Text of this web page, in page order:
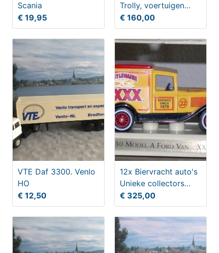
Scania
€ 19,95
Trolly, voertuigen
collectors
verzameling
€ 160,00
VTE Daf 3300. Venlo
HO
€ 12,50
12x Biervracht auto's
Unieke collectors
verzameling metaal
€ 325,00